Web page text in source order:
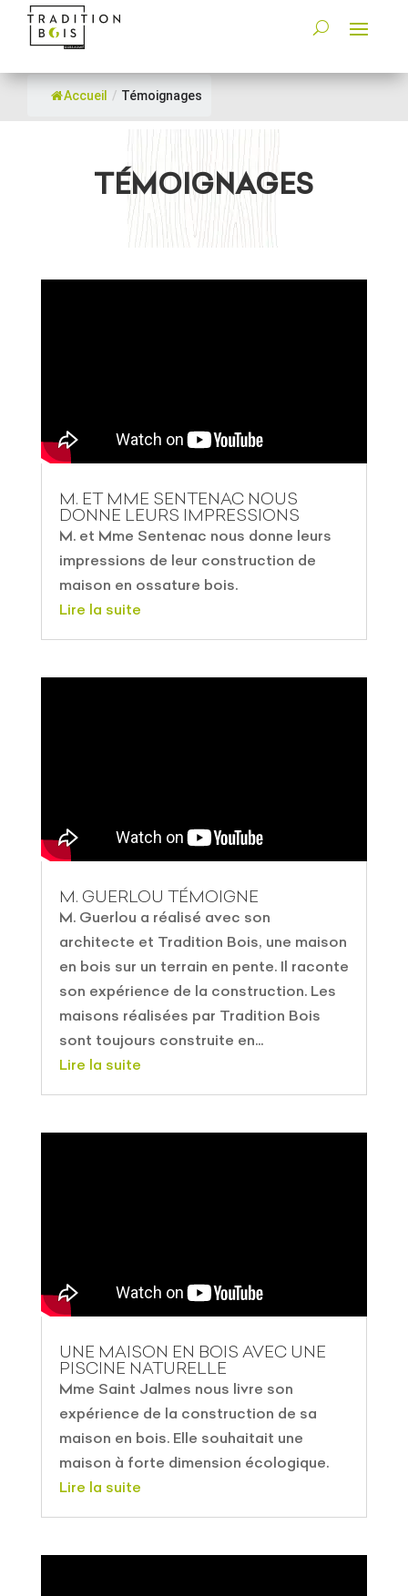
Accueil / Témoignages
TÉMOIGNAGES
M. ET MME SENTENAC NOUS
DONNE LEURS IMPRESSIONS
M. et Mme Sentenac nous donne leurs
impressions de leur construction de
maison en ossature bois.
Lire la suite
M. GUERLOU TÉMOIGNE
M. Guerlou a réalisé avec son
architecte et Tradition Bois, une maison
en bois sur un terrain en pente. Il raconte
son expérience de la construction. Les
maisons réalisées par Tradition Bois
sont toujours construite en...
Lire la suite
UNE MAISON EN BOIS AVEC UNE
PISCINE NATURELLE
Mme Saint Jalmes nous livre son
expérience de la construction de sa
maison en bois. Elle souhaitait une
maison à forte dimension écologique.
Lire la suite